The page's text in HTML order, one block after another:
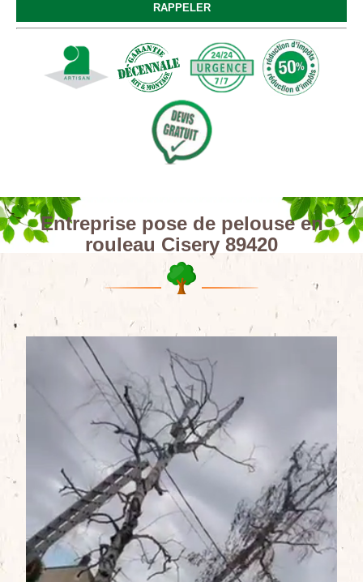
Entreprise pose de pelouse en
rouleau Cisery 89420